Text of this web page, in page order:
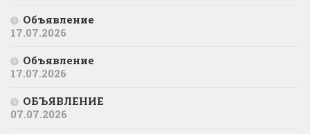
Объявление
17.07.2026
Объявление
17.07.2026
ОБЪЯВЛЕНИЕ
07.07.2026